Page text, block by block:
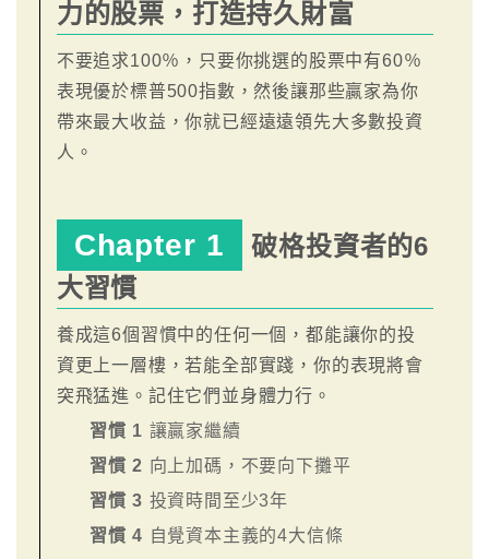
力的股票，打造持久財富
不要追求100％，只要你挑選的股票中有60％
表現優於標普500指數，然後讓那些贏家為你
帶來最大收益，你就已經遠遠領先大多數投資
人。
Chapter 1
破格投資者的6
大習慣
養成這6個習慣中的任何一個，都能讓你的投
資更上一層樓，若能全部實踐，你的表現將會
突飛猛進。記住它們並身體力行。
習慣 1 讓贏家繼續
習慣 2 向上加碼，不要向下攤平
習慣 3 投資時間至少3年
習慣 4 自覺資本主義的4大信條